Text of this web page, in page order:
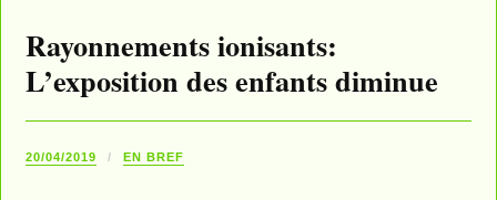
Rayonnements ionisants:
L’exposition des enfants diminue
20/04/2019 EN BREF